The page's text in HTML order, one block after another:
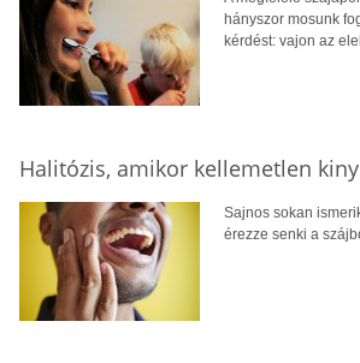
hányszor mosunk
kérdést: vajon az
Halitózis, amikor kellemetlen
Sajnos sokan
érezze senki a